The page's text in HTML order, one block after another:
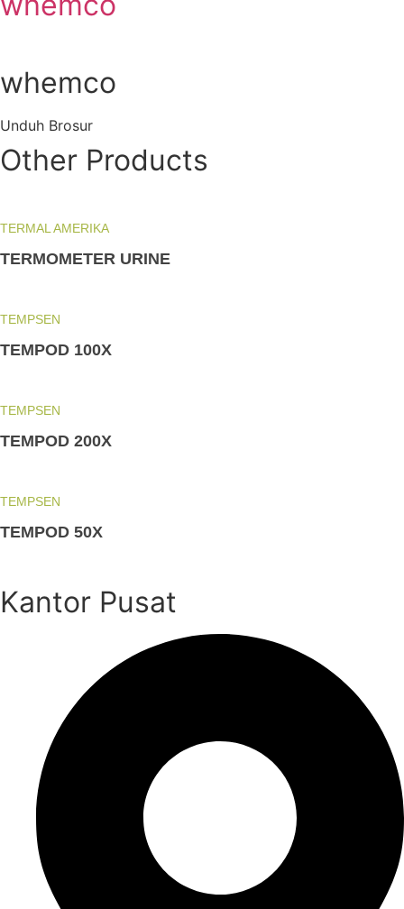
whemco
Unduh Brosur
Other Products
TERMAL AMERIKA
TERMOMETER URINE
TEMPSEN
TEMPOD 100X
TEMPSEN
TEMPOD 200X
TEMPSEN
TEMPOD 50X
Kantor Pusat